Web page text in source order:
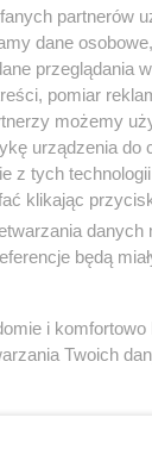
i dotrze do
koncert „Dzieci
partnerów
dane
przeglądania
pomiar
możemy
urządzenia do
tych
klikając
będą
i
Twoich